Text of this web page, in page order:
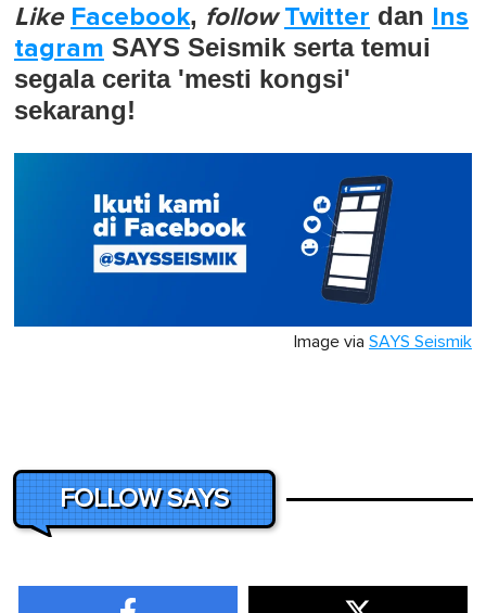
Like Facebook, follow Twitter dan Ins
tagram SAYS Seismik serta temui
segala cerita 'mesti kongsi'
sekarang!
Image via SAYS Seismik
FOLLOW SAYS